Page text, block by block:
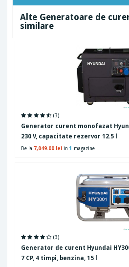
Alte Generatoare de
similare
(3)
Generator curent monofazat
230 V, capacitate rezervor 12.5 l
De la 7,049.00 lei in 1 magazine
(3)
Generator de curent Hyundai
7 CP, 4 timpi, benzina, 15 l